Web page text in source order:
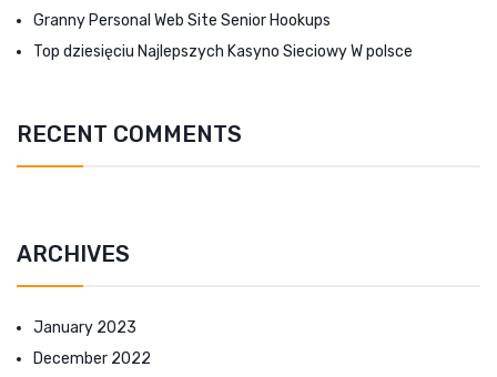
Granny Personal Web Site Senior Hookups
Top dziesięciu Najlepszych Kasyno Sieciowy W polsce
RECENT COMMENTS
ARCHIVES
January 2023
December 2022